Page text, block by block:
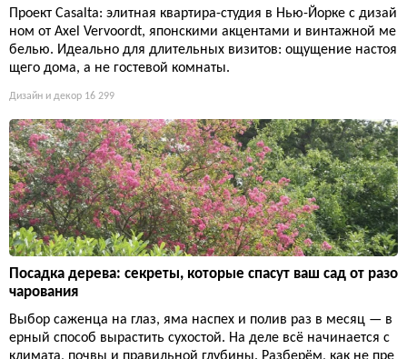
Проект Casalta: элитная квартира-студия в Нью-Йорке с дизай
ном от Axel Vervoordt, японскими акцентами и винтажной ме
белью. Идеально для длительных визитов: ощущение настоя
щего дома, а не гостевой комнаты.
Дизайн и декор 16 299
Посадка дерева: секреты, которые спасут ваш сад от разо
чарования
Выбор саженца на глаз, яма наспех и полив раз в месяц — в
ерный способ вырастить сухостой. На деле всё начинается с